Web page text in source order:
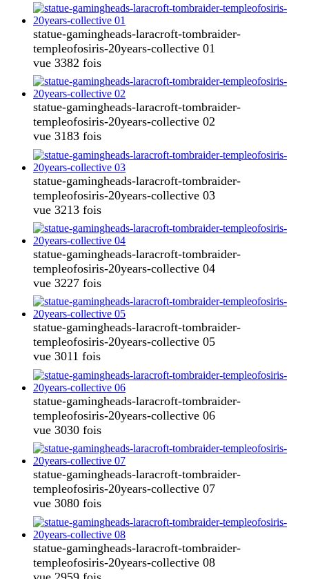
statue-gamingheads-laracroft-tombraider-
templeofosiris-20years-collective 01
vue 3382 fois
statue-gamingheads-laracroft-tombraider-
templeofosiris-20years-collective 02
vue 3183 fois
statue-gamingheads-laracroft-tombraider-
templeofosiris-20years-collective 03
vue 3213 fois
statue-gamingheads-laracroft-tombraider-
templeofosiris-20years-collective 04
vue 3227 fois
statue-gamingheads-laracroft-tombraider-
templeofosiris-20years-collective 05
vue 3011 fois
statue-gamingheads-laracroft-tombraider-
templeofosiris-20years-collective 06
vue 3030 fois
statue-gamingheads-laracroft-tombraider-
templeofosiris-20years-collective 07
vue 3080 fois
statue-gamingheads-laracroft-tombraider-
templeofosiris-20years-collective 08